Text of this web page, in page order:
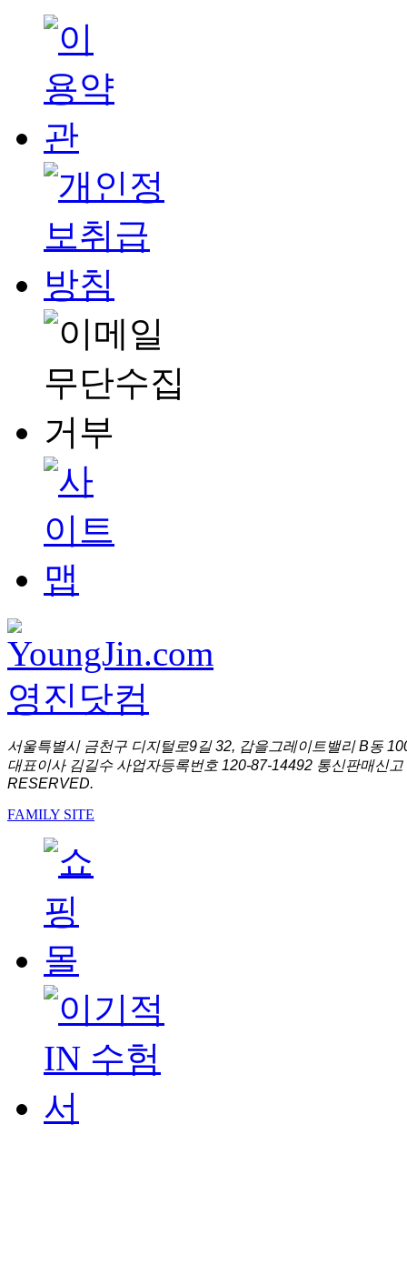
서울특별시 금천구 디지털로9길 32, 갑을그레이트밸리 B동
대표이사 김길수 사업자등록번호 120-87-14492 통신판매신
RESERVED.
FAMILY SITE